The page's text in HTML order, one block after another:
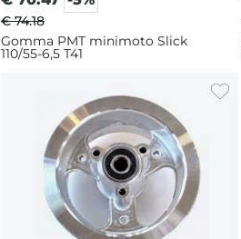
€ 74.18
Gomma PMT minimoto Slick
110/55-6,5 T41